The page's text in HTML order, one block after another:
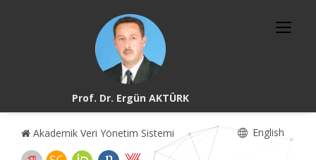
Prof. Dr. Ergün AKTÜRK
Akademik Veri Yönetim Sistemi English